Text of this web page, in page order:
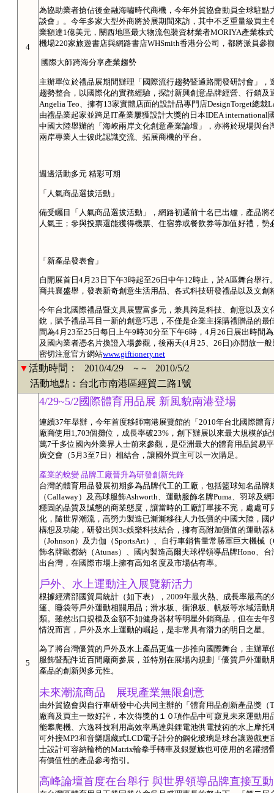
4
為協助業者搶佔後金融海嘯時代商機，今年外貿協會動員全球駐
談會」。今年多家大型外商將於展期間來訪，其中不乏重量級買
業額達1億美元，關西地區最大物流包裝資材業者MORIYA產業株
機場220家旅遊書店與網路書店WHSmith香港分公司，都將派員參
國際大師跨海分享產業趨勢
主辦單位於禮品展期間辦理「國際流行趨勢暨通路開發研討會」
趨勢整合，以國際化的實務經驗，探討新興創意品牌經營、行銷
Angelia Teo、擁有13家實體店面的設計品專門店DesignTorget總
由禮品業起家並跨足IT產業屢獲設計大獎的日本IDEA international
中國大陸舉辦的「海峽兩岸文化創意產業論壇」，亦將於現場與
兩岸專業人士彼此認識交流、拓展商機的平台。
週邊活動多元 精彩可期
「人氣商品選拔活動」
備受矚目「人氣商品選拔活動」，網路初選前十名已出爐，產品
人氣王；參與投票還能獲得機票、住宿券或餐飲券等加值好禮，
「新產品發表會」
自開展首日4月23日下午3時起至26日中午12時止，於A區舞台舉
商共襄盛舉，發表新奇創意生活用品、各式科技研發禮品以及文創
今年台北國際禮品暨文具展豐富多元，兼具跨足科技、創意以及
銳，賦予禮品耳目一新的創意巧思，不僅是企業主採購禮贈品的
間為4月23至25日每日上午9時30分至下午6時，4月26日展出時間
及國內業者憑名片換證入場參觀，後兩天(4月25、26日)亦開放一
密切注意官方網站www.giftionery.net
▼活動時間： 2010/4/29 ～～
2010/5/2
活動地點：台北市南港區經貿二路1號
5
4/29~5/2國際體育用品展 新風貌南港登場
連續37年舉辦，今年首度移師南港展覽館的「2010年台北國際體
廠商使用1,703個攤位，成長率破23%，創下辦展以來最大規模的
萬7千多位國內外業界人士前來參觀，是亞洲最大的體育用品貿易
廣交會（5月3至7日）相結合，讓國外買主可以一次購足。
產業的蛻變 品牌工廠晉升為研發創新先鋒
台灣的體育用品發展初期多為品牌代工的工廠，包括籃球知名品
（Callaway）及高球服飾Ashworth、運動服飾名牌Puma、羽球及
穩固的品質及誠懇的商業態度，讓當時的工廠訂單接不完，處處可
化，隨世界潮流，高勞力製造已漸漸移往人力低價的中國大陸，
構想及功能，研發出與3c娛樂科技結合，擁有高附加價值的運動
（Johnson）及力伽（SportsArt）、自行車銷售量常勝軍巨大機
飾名牌歐都納（Atunas）、國內製造高爾夫球桿領導品牌Hono、
出台灣，在國際市場上擁有高知名度及市場佔有率。
戶外、水上運動注入展覽新活力
根據經濟部國貿局統計（如下表），2009年最火熱、成長率最高
篷、睡袋等戶外運動相關用品；滑水板、衝浪板、帆板等水域活
類。雖然出口規模及金額不如健身器材等明星外銷商品，但在去
情況而言，戶外及水上運動的崛起，是非常具有潛力的明日之星。
為了將台灣優質的戶外及水上產品更進一步推向國際舞台，主辦
服飾暨配件近百間廠商參展，並特別在展場內規劃「優質戶外運
產品的創新與多元性。
未來潮流商品 展現產業無限創意
由外貿協會與自行車研發中心共同主辦的「體育用品創新產品獎（
廠商及買主一致好評，本次得獎的１０項作品中可窺見未來運動
能攀爬機、六逸科技利用高效率馬達與鋰電池供電技術的水上摩
可外接MP3和音樂隱藏式LCD電子計分的鋼化玻璃足球台讓遊戲
士設計可容納輪椅的Matrix輪拳手轉車及銀髮族也可使用的名躍摺
有價值性的產品參考指引。
高峰論壇首度在台舉行 與世界領導品牌直接互動